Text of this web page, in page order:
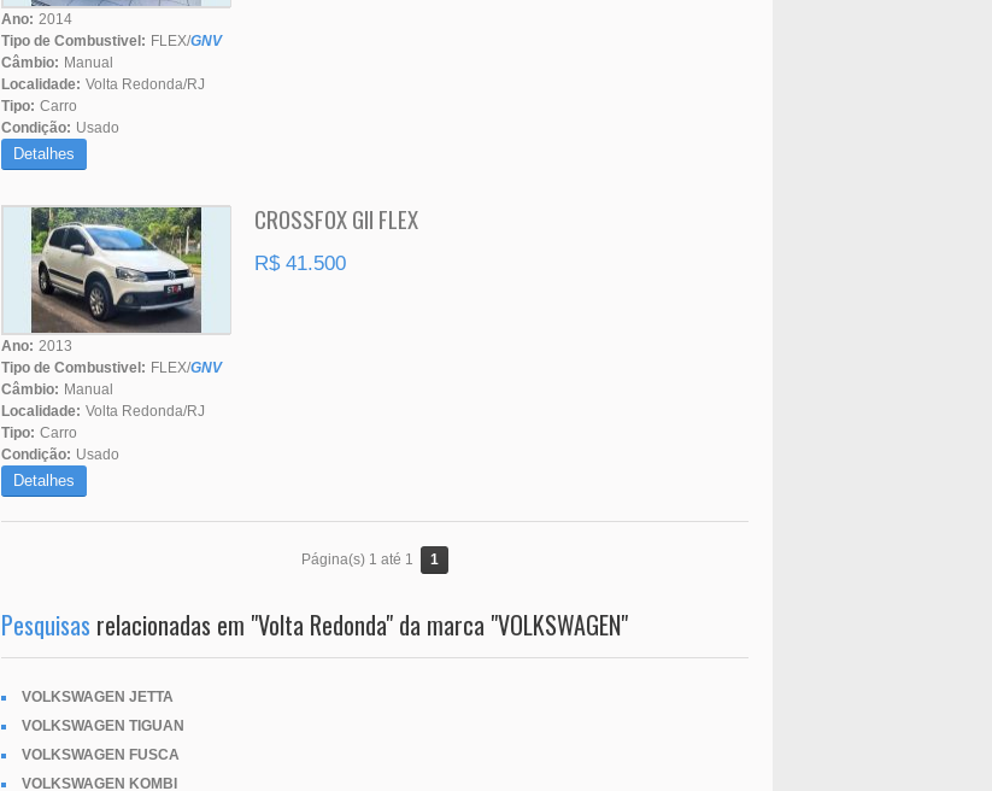
Ano: 2014
Tipo de Combustivel: FLEX/GNV
Câmbio: Manual
Localidade: Volta Redonda/RJ
Tipo: Carro
Condição: Usado
Detalhes
CROSSFOX GII FLEX
R$ 41.500
Ano: 2013
Tipo de Combustivel: FLEX/GNV
Câmbio: Manual
Localidade: Volta Redonda/RJ
Tipo: Carro
Condição: Usado
Detalhes
Página(s) 1 até 1 1
Pesquisas relacionadas em "Volta Redonda" da marca "VOLKSWAGEN"
VOLKSWAGEN JETTA
VOLKSWAGEN TIGUAN
VOLKSWAGEN FUSCA
VOLKSWAGEN KOMBI